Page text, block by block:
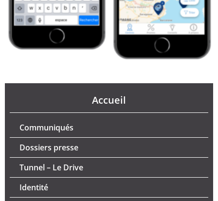
Accueil
Communiqués
Dossiers presse
Tunnel – Le Drive
Identité